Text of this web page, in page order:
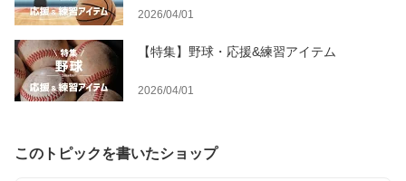
2026/04/01
【特集】野球・応援&練習アイテム
2026/04/01
このトピックを書いたショップ